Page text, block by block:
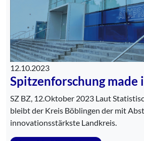
12.10.2023
Spitzenforschung made
SZ BZ, 12.Oktober 2023 Laut
bleibt der Kreis Böblingen der mit
innovationsstärkste Landkreis.